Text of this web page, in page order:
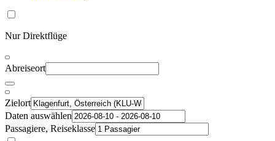
Nur Direktflüge
Abreiseort
Zielort
Daten auswählen
Passagiere, Reiseklasse